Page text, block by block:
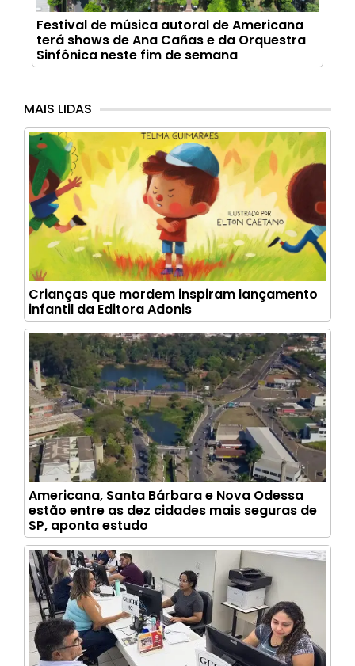
Festival de música autoral de Americana
terá shows de Ana Cañas e da Orquestra
Sinfônica neste fim de semana
MAIS LIDAS
Crianças que mordem inspiram lançamento
infantil da Editora Adonis
Americana, Santa Bárbara e Nova Odessa
estão entre as dez cidades mais seguras de
SP, aponta estudo